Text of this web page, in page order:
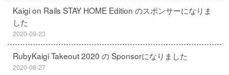
Kaigi on Rails STAY HOME Edition のスポンサーになりま
した
2020-09-23
RubyKaigi Takeout 2020 の Sponsorになりました
2020-08-27